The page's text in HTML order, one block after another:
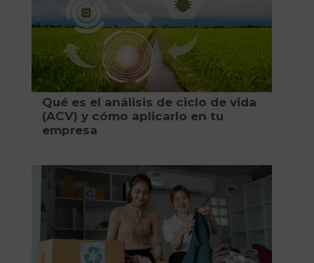
Qué es el análisis de ciclo de vida
(ACV) y cómo aplicarlo en tu
empresa